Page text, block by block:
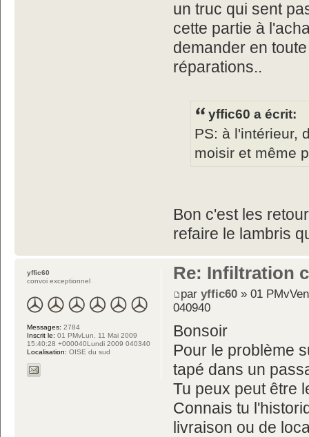
un truc qui sent
cette partie à
demander en
réparations..
yffic60 a écrit:
PS: à l'intérieur,
moisir et même
Bon c'est les
refaire le lambris
Re: Infiltration
paryffic60 » 01
040940
Bonsoir
Pour le problème
tapé dans un
Tu peux peut être
Connais tu
livraison ou de
yffic60
convoi exceptionnel
Messages: 2784
Inscrit le: 01 PMvLun, 11 Mai 2009
15:40:28 +000040Lundi 2009 040340
Localisation: OISE du sud